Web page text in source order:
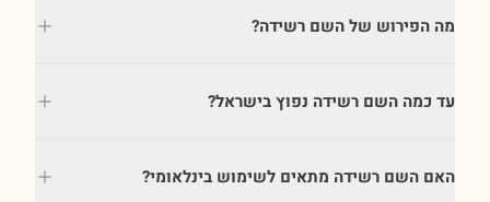
מה הפירוש של השם רשידה?
עד כמה השם רשידה נפוץ בישראל?
האם השם רשידה מתאים לשימוש בינלאומי?